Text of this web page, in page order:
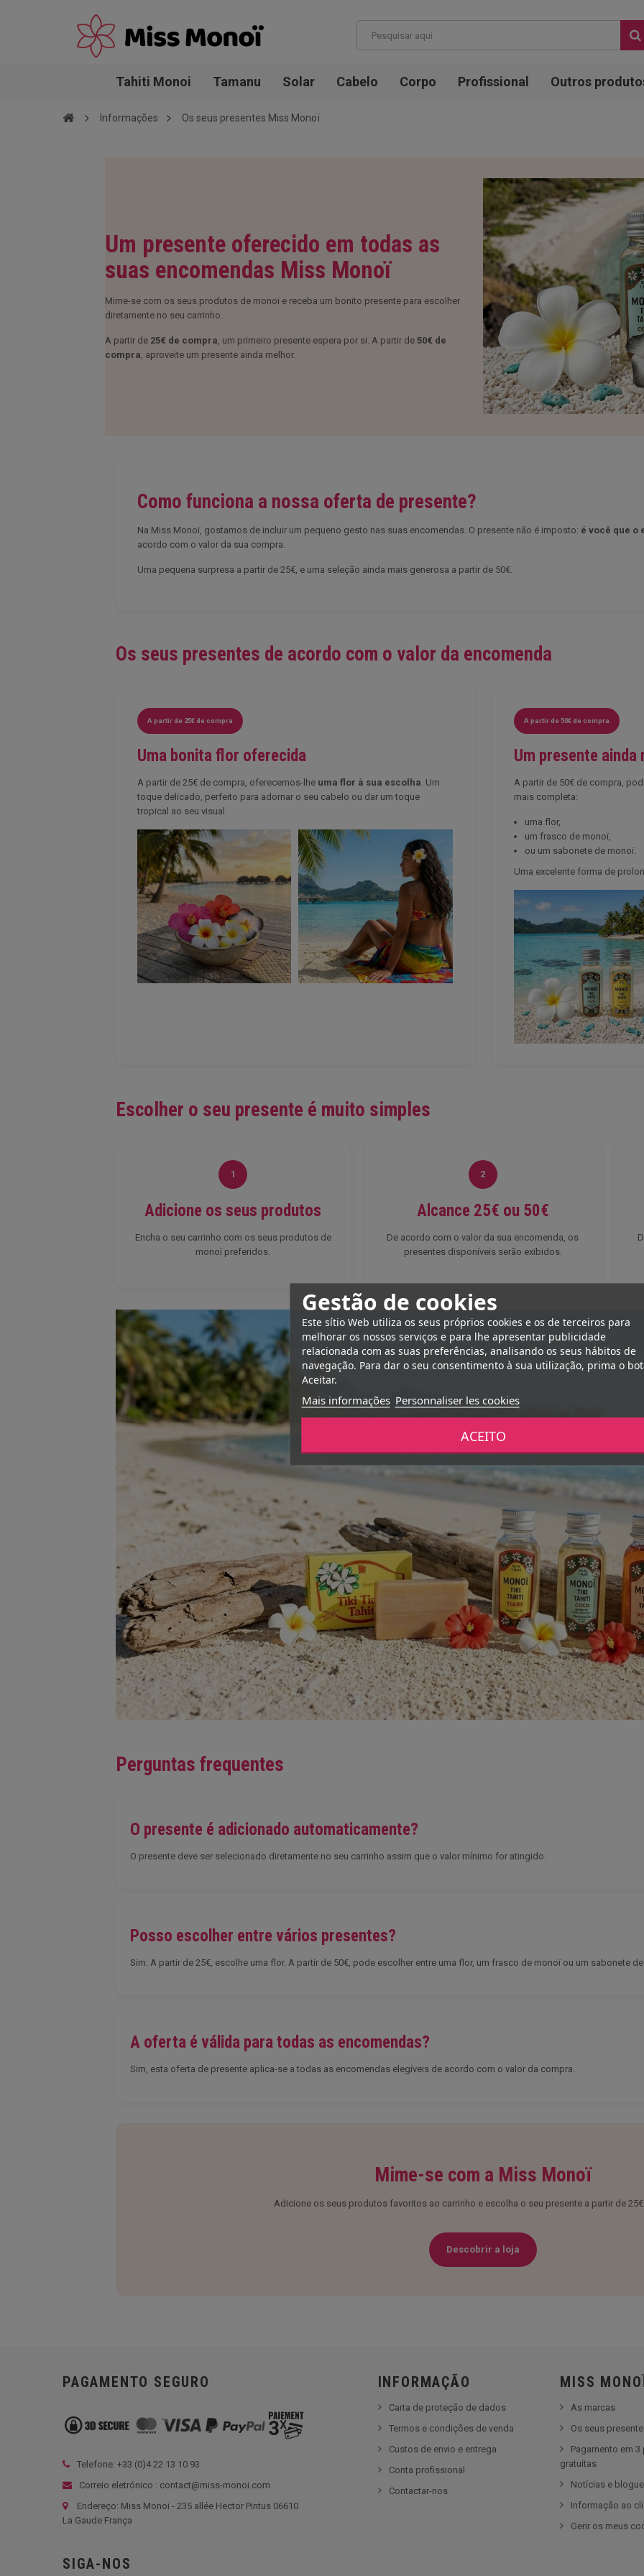
Gestão de cookies
Este sítio Web utiliza os seus próprios cookies e os de terceiros para
melhorar os nossos serviços e para lhe apresentar publicidade
relacionada com as suas preferências, analisando os seus hábitos de
navegação. Para dar o seu consentimento à sua utilização, prima o
Aceitar.
Mais informações Personnaliser les cookies
ACEITO
Tahiti Monoi Tamanu Solar Cabelo Corpo Profissional Outros
Informações Os seus presentes Miss Monoï
Um presente oferecido em todas as
suas encomendas Miss Monoï
Mime-se com os seus produtos de monoï e receba um bonito presente para escolher
diretamente no seu carrinho.
A partir de 25€ de compra, um primeiro presente espera por si. A partir de 50€ de
compra, aproveite um presente ainda melhor.
Como funciona a nossa oferta de presente?
Na Miss Monoï, gostamos de incluir um pequeno gesto nas suas encomendas. O presente não é imposto: é você que o
acordo com o valor da sua compra.
Uma pequena surpresa a partir de 25€, e uma seleção ainda mais generosa a partir de 50€.
Os seus presentes de acordo com o valor da encomenda
A partir de 25€ de compra
Uma bonita flor oferecida
A partir de 25€ de compra, oferecemos-lhe uma flor à sua escolha . Um
toque delicado, perfeito para adornar o seu cabelo ou dar um toque
tropical ao seu visual.
A partir de 50€ de compra
Um presente ainda
A partir de 50€ de compra,
mais completa:
uma flor,
um frasco de monoï,
ou um sabonete de monoï.
Uma excelente forma de
Escolher o seu presente é muito simples
1
Adicione os seus produtos
Encha o seu carrinho com os seus produtos de
monoï preferidos.
2
Alcance 25€ ou 50€
De acordo com o valor da sua encomenda, os
presentes disponíveis serão exibidos.
Perguntas frequentes
O presente é adicionado automaticamente?
O presente deve ser selecionado diretamente no seu carrinho assim que o valor mínimo for atingido.
Posso escolher entre vários presentes?
Sim. A partir de 25€, escolhe uma flor. A partir de 50€, pode escolher entre uma flor, um frasco de monoï ou um sabonete
A oferta é válida para todas as encomendas?
Sim, esta oferta de presente aplica-se a todas as encomendas elegíveis de acordo com o valor da compra.
Mime-se com a Miss Monoï
Adicione os seus produtos favoritos ao carrinho e escolha o seu presente a partir de
Descobrir a loja
PAGAMENTO SEGURO
Telefone: +33 (0)4 22 13 10 93
Correio eletrónico : contact@miss-monoi.com
Endereço: Miss Monoi - 235 allée Hector Pintus 06610
La Gaude França
SIGA-NOS
INFORMAÇÃO
Carta de proteção de dados
Termos e condições de venda
Custos de envio e entrega
Conta profissional
Contactar-nos
MISS
As marcas
Os seus
Pagamento em
gratuitas
Notícias e blogue
Informação ao
Gerir os meus